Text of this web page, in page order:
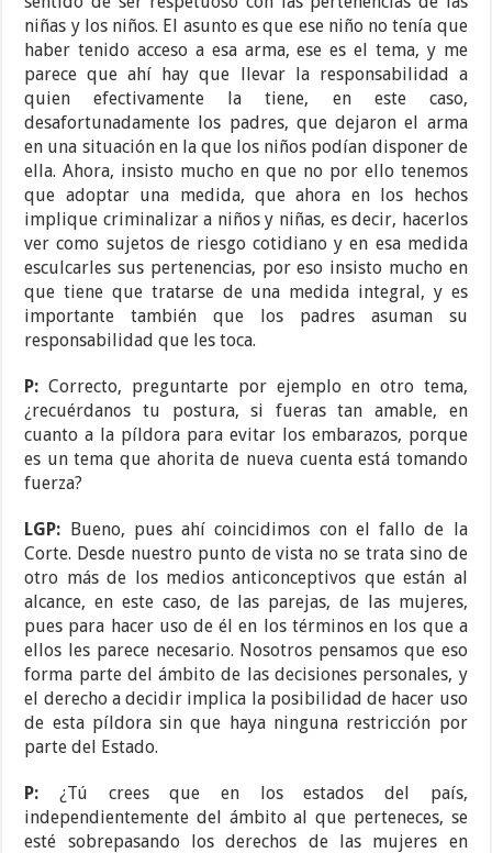
niñas y los niños. El asunto es que ese niño no tenía que
haber tenido acceso a esa arma, ese es el tema, y me
parece que ahí hay que llevar la responsabilidad a
quien efectivamente la tiene, en este caso,
desafortunadamente los padres, que dejaron el arma
en una situación en la que los niños podían disponer de
ella. Ahora, insisto mucho en que no por ello tenemos
que adoptar una medida, que ahora en los hechos
implique criminalizar a niños y niñas, es decir, hacerlos
ver como sujetos de riesgo cotidiano y en esa medida
esculcarles sus pertenencias, por eso insisto mucho en
que tiene que tratarse de una medida integral, y es
importante también que los padres asuman su
responsabilidad que les toca.
P: Correcto, preguntarte por ejemplo en otro tema,
¿recuérdanos tu postura, si fueras tan amable, en
cuanto a la píldora para evitar los embarazos, porque
es un tema que ahorita de nueva cuenta está tomando
fuerza?
LGP: Bueno, pues ahí coincidimos con el fallo de la
Corte. Desde nuestro punto de vista no se trata sino de
otro más de los medios anticonceptivos que están al
alcance, en este caso, de las parejas, de las mujeres,
pues para hacer uso de él en los términos en los que a
ellos les parece necesario. Nosotros pensamos que eso
forma parte del ámbito de las decisiones personales, y
el derecho a decidir implica la posibilidad de hacer uso
de esta píldora sin que haya ninguna restricción por
parte del Estado.
P: ¿Tú crees que en los estados del país,
independientemente del ámbito al que perteneces, se
esté sobrepasando los derechos de las mujeres en